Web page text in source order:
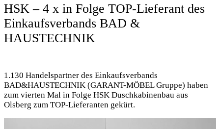
HSK – 4 x in Folge TOP-Lieferant des
Einkaufsverbands BAD &
HAUSTECHNIK
1.130 Handelspartner des Einkaufsverbands
BAD&HAUSTECHNIK (GARANT-MÖBEL Gruppe) haben
zum vierten Mal in Folge HSK Duschkabinenbau aus
Olsberg zum TOP-Lieferanten gekürt.